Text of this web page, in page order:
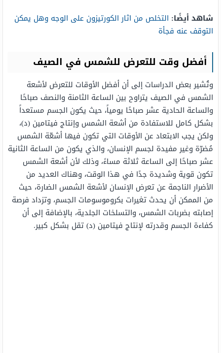
شاهد أيضًا: التخلص من اثار الكورتيزون على الوجه وهل يمكن
التوقف عنه فجأة
أفضل وقت للتعرض للشمس في الصيف
وتُشير بعض الدراسات إلى أن أفضل الأوقات للتعرض لأشعة
الشمس في الصيف يتراوح بين الساعة الثامنة والنصف صباحًا
والساعة الحادية عشر صباحًا يومياً، حيث يكون الجسم مستعداً
بشكل كامل للاستفادة من أشعة الشمس وإنتاج فيتامين (د)،
ولكن يجب الابتعاد عن الأوقات التي تكون فيها أشعّة الشمس
مُضرّة وغير مفيدة لجسم الإنسان، والذي يكون من الساعة الثانية
عشر صباحًا إلى الساعة ثلاثة مساءً، وذلك لأن أشعة الشمس
تكون قوية وشديدة جدًا في هذا الوقت، وهناك العديد من
الأضرار الناجمة عن تعرض الإنسان لأشعة الشمس الضارة، حيث
من الممكن أن يحدث تغيرات بكروموسومات الجسم، وتزداد فرصة
إصابته بضربات الشمس، والتسلخات الجلدية، بالإضافة إلى أن
كفاءة الجسم وقدرته لإنتاج فيتامين (د) تقل بشكل كبير.